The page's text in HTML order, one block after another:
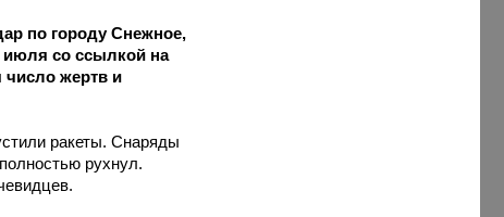
по городу Снежное,
со ссылкой на
число жертв и
ракеты. Снаряды
рухнул.